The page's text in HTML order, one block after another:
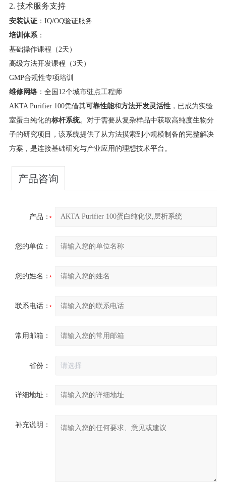
2. 技术服务支持
安装认证​：IQ/OQ验证服务
培训体系​：
基础操作课程（2天）
高级方法开发课程（3天）
GMP合规性专项培训
维修网络​：全国12个城市驻点工程师
AKTA Purifier 100凭借其可靠性能和方法开发灵活性，已成为实验
室蛋白纯化的标杆系统。对于需要从复杂样品中获取高纯度生物分
子的研究项目，该系统提供了从方法摸索到小规模制备的完整解决
方案，是连接基础研究与产业应用的理想技术平台。
产品咨询
产品：
您的单位：
您的姓名：
联系电话：
常用邮箱：
省份：
详细地址：
补充说明：